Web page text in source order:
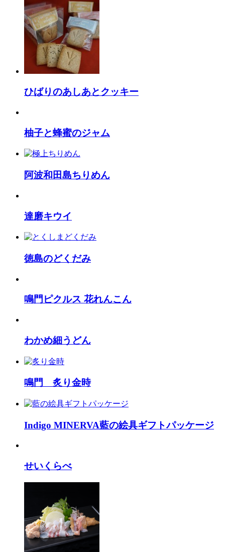
ひばりのあしあとクッキー
柚子と蜂蜜のジャム
阿波和田島ちりめん
達磨キウイ
徳島のどくだみ
鳴門ピクルス 花れんこん
わかめ細うどん
鳴門 炙り金時
Indigo MINERVA藍の絵具ギフトパッケージ
せいくらべ